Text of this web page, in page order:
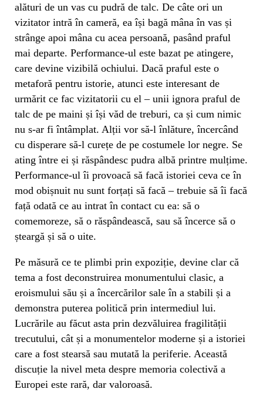
alături de un vas cu pudră de talc. De câte ori un
vizitator intră în cameră, ea își bagă mâna în vas și
strânge apoi mâna cu acea persoană, pasând praful
mai departe. Performance-ul este bazat pe atingere,
care devine vizibilă ochiului. Dacă praful este o
metaforă pentru istorie, atunci este interesant de
urmărit ce fac vizitatorii cu el – unii ignora praful de
talc de pe maini și își văd de treburi, ca și cum nimic
nu s-ar fi întâmplat. Alții vor să-l înlăture, încercând
cu disperare să-l curețe de pe costumele lor negre. Se
ating între ei și răspândesc pudra albă printre mulțime.
Performance-ul îi provoacă să facă istoriei ceva ce în
mod obișnuit nu sunt forțați să facă – trebuie să îi facă
față odată ce au intrat în contact cu ea: să o
comemoreze, să o răspândească, sau să încerce să o
șteargă și să o uite.
Pe măsură ce te plimbi prin expoziție, devine clar că
tema a fost deconstruirea monumentului clasic, a
eroismului său și a încercărilor sale în a stabili și a
demonstra puterea politică prin intermediul lui.
Lucrările au făcut asta prin dezvăluirea fragilității
trecutului, cât și a monumentelor moderne și a istoriei
care a fost stearsă sau mutată la periferie. Această
discuție la nivel meta despre memoria colectivă a
Europei este rară, dar valoroasă.